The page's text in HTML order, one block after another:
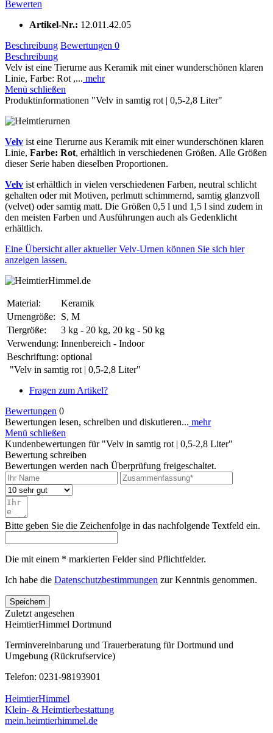
Bewerten
Artikel-Nr.: 12.011.42.05
Beschreibung Bewertungen 0
Beschreibung
Velv ist eine Tierurne aus Keramik mit einer wunderschönen klaren
Linie, Farbe: Rot ,... mehr
Menü schließen
Produktinformationen "Velv in samtig rot | 0,5-2,8 Liter"
Velv ist eine Tierurne aus Keramik mit einer wunderschönen klaren
Linie, Farbe: Rot, erhältlich in verschiedenen Größen. Alle Größen
dieser Serie haben dieselben Proportionen.
Velv ist erhältlich in vielen verschiedenen Farben, neutral schlicht
gehalten oder mit Motiven, perlmutt schimmernd, samtig glanzvoll
(velvet) oder samtig matt. Die Größen 0,5 l und 1,5 l sind zudem in
den meisten Farben und Ausführungen auch als Gedenklicht
erhältlich.
Eine Übersicht aller aktueller Velv-Urnen können Sie sich hier
anzeigen lassen.
Material:
Keramik
Urnengröße:
S, M
Tiergröße:
3 kg - 20 kg, 20 kg - 50 kg
Verwendung: Innenbereich - Indoor
Beschriftung: optional
"Velv in samtig rot | 0,5-2,8 Liter"
Fragen zum Artikel?
Bewertungen 0
Bewertungen lesen, schreiben und diskutieren... mehr
Menü schließen
Kundenbewertungen für "Velv in samtig rot | 0,5-2,8 Liter"
Bewertung schreiben
Bewertungen werden nach Überprüfung freigeschaltet.
Bitte geben Sie die Zeichenfolge in das nachfolgende Textfeld ein.
Die mit einem * markierten Felder sind Pflichtfelder.
Ich habe die Datenschutzbestimmungen zur Kenntnis genommen.
Speichern
Zuletzt angesehen
HeimtierHimmel Dortmund
Terminvereinbarung und Trauerberatung für Dortmund und
Umgebung (Rückrufservice)
Telefon: 0231-98193901
HeimtierHimmel
Klein- & Heimtierbestattung
mein.heimtierhimmel.de